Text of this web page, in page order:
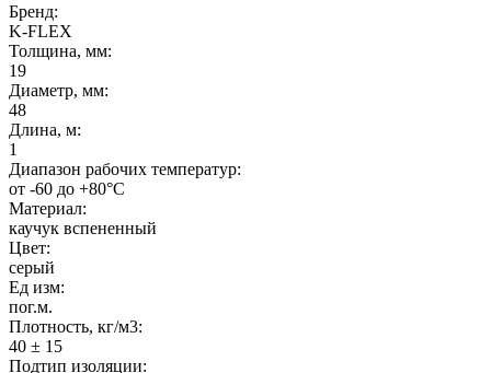
Бренд:
K-FLEX
Толщина, мм:
19
Диаметр, мм:
48
Длина, м:
1
Диапазон рабочих температур:
от -60 до +80°C
Материал:
каучук вспененный
Цвет:
серый
Ед изм:
пог.м.
Плотность, кг/м3:
40 ± 15
Подтип изоляции: